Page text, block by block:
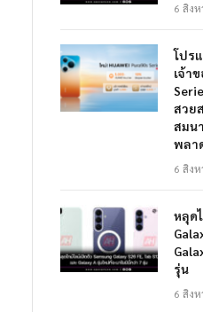
6 สิง
โปร
เจ้า
สวย
สมน
พลา
6 สิง
หลุด
รุ่น
6 สิง